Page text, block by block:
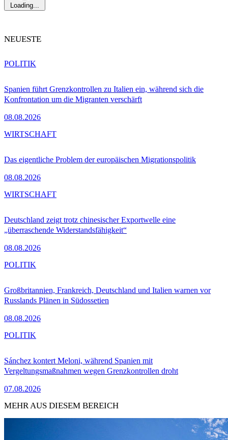
Loading...
NEUESTE
Spanien führt Grenzkontrollen zu Italien ein, während sich die
Konfrontation um die Migranten verschärft
08.08.2026
POLITIK
Das eigentliche Problem der europäischen Migrationspolitik
08.08.2026
WIRTSCHAFT
Deutschland zeigt trotz chinesischer Exportwelle eine
„überraschende Widerstandsfähigkeit“
08.08.2026
WIRTSCHAFT
Großbritannien, Frankreich, Deutschland und Italien warnen vor
Russlands Plänen in Südossetien
08.08.2026
POLITIK
Sánchez kontert Meloni, während Spanien mit
Vergeltungsmaßnahmen wegen Grenzkontrollen droht
07.08.2026
POLITIK
MEHR AUS DIESEM BEREICH